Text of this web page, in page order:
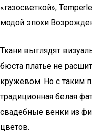
«газосветкой»,
модой эпохи
Ткани выглядят
бюста платье не
кружевом. Но с таким
традиционная белая
свадебные венки из
цветов.